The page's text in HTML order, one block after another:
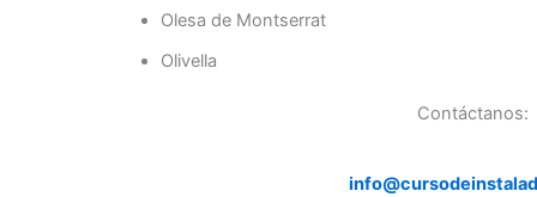
Olesa de Montserrat
Olivella
Contáctanos: